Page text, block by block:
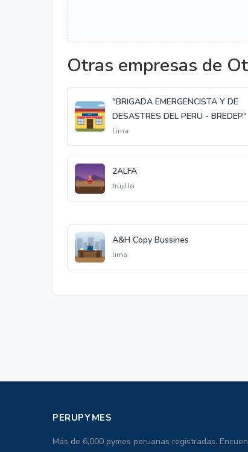
Otras empresas de
"BRIGADA EMERGENCISTA Y DE
DESASTRES DEL PERU - BREDEP"
Lima
2ALFA
trujillo
A&H Copy Bussines
lima
PERUPYMES
Más de 6,000 pymes peruanas registradas.